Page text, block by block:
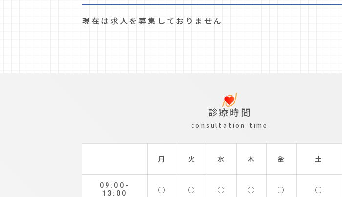
現在は求人を募集しておりません
診療時間
consultation time
月 火 水 木 金 土
09:00-
13:00
○ ○ ○ ○ ○ ○